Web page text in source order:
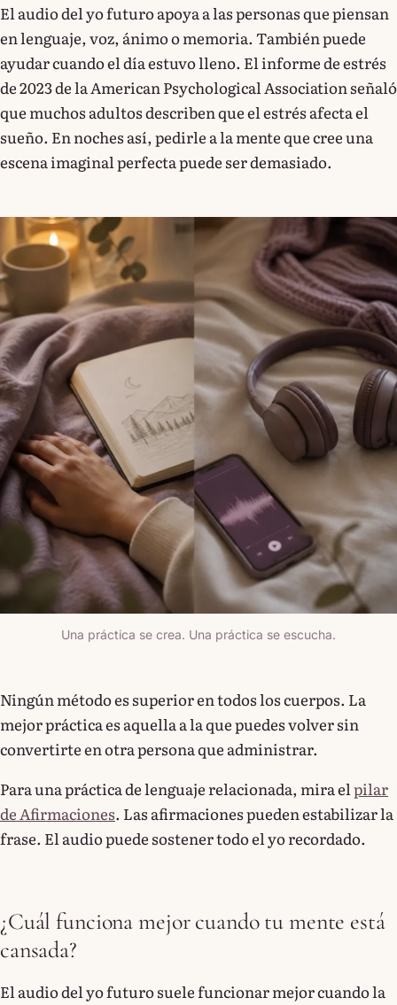
El audio del yo futuro apoya a las personas que piensan
en lenguaje, voz, ánimo o memoria. También puede
ayudar cuando el día estuvo lleno. El informe de estrés
de 2023 de la American Psychological Association señaló
que muchos adultos describen que el estrés afecta el
sueño. En noches así, pedirle a la mente que cree una
escena imaginal perfecta puede ser demasiado.
Una práctica se crea. Una práctica se escucha.
Ningún método es superior en todos los cuerpos. La
mejor práctica es aquella a la que puedes volver sin
convertirte en otra persona que administrar.
Para una práctica de lenguaje relacionada, mira el pilar
de Afirmaciones. Las afirmaciones pueden estabilizar la
frase. El audio puede sostener todo el yo recordado.
¿Cuál funciona mejor cuando tu mente está
cansada?
El audio del yo futuro suele funcionar mejor cuando la